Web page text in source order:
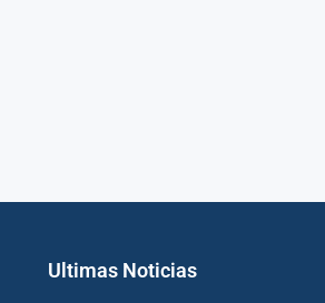
Ultimas Noticias